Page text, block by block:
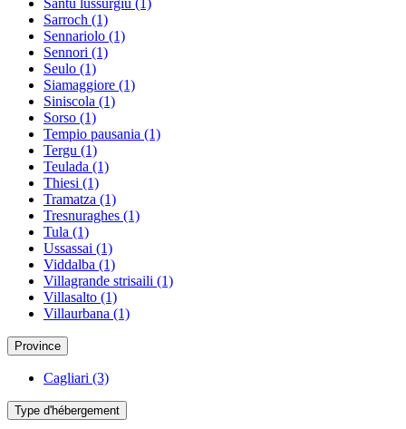
Sarroch (1)
Sennariolo (1)
Sennori (1)
Seulo (1)
Siamaggiore (1)
Siniscola (1)
Sorso (1)
Tempio pausania (1)
Tergu (1)
Teulada (1)
Thiesi (1)
Tramatza (1)
Tresnuraghes (1)
Tula (1)
Ussassai (1)
Viddalba (1)
Villagrande strisaili (1)
Villasalto (1)
Villaurbana (1)
Province
Cagliari (3)
Type d'hébergement